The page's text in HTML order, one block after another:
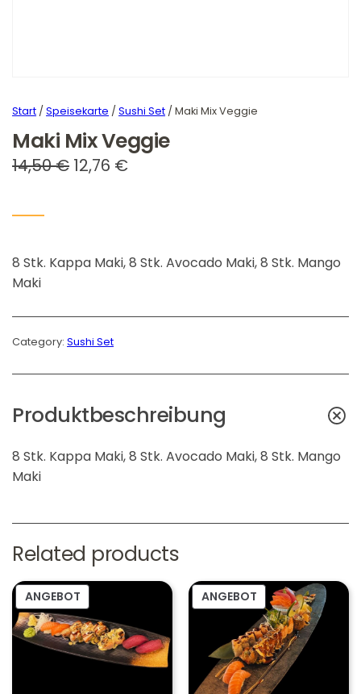
Start /Speisekarte /Sushi Set / Maki Mix Veggie
Maki Mix Veggie
14,50€ U
r
n
g
l
c
h
P
r
e
i
s
w
12,76 €A
e
l
r
r
e
i
s
t
1
2
8 Stk. Kappa Maki, 8 Stk. Avocado Maki, 8 Stk. Mango
Maki
Category:Sushi Set
Produktbeschreibung
8 Stk. Kappa Maki, 8 Stk. Avocado Maki, 8 Stk. Mango
Maki
Related products
ANGEBOTPRODUKT
IM
ANGEBOT
ANGEBOTPRODUKT
IM
ANGEBOT